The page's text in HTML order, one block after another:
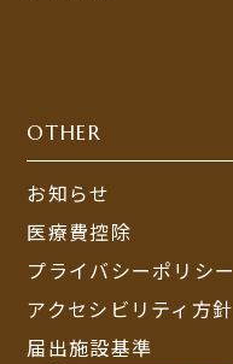
OTHER
お知らせ
医療費控除
プライバシーポリシー
アクセシビリティ方針
届出施設基準